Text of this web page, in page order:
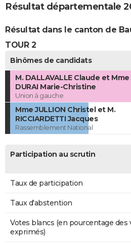
Résultat départementale
Résultat dans le canton de
TOUR 2
Binômes de candidats
M. DALLAVALLE Claude et Mme
DURAI Marie-Christine
Union à gauche
Mme JULLION Christel et M.
RICCIARDETTI Jacques
Rassemblement National
Participation au scrutin
Taux de participation
Taux d'abstention
Votes blancs (en pourcentage des
exprimés)